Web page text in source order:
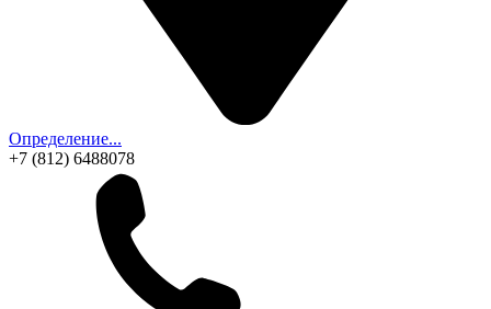
Определение...
+7 (812) 6488078